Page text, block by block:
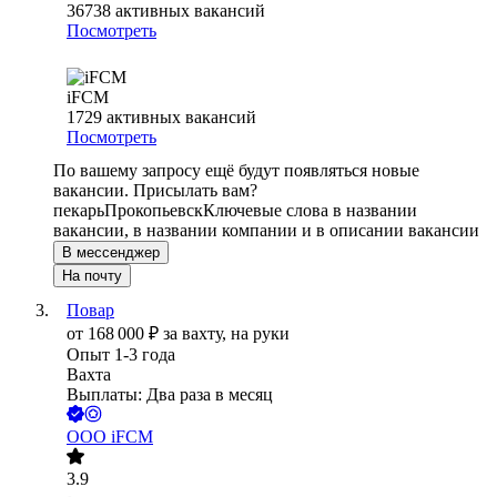
36738 активных вакансий
Посмотреть
iFCM
1729 активных вакансий
Посмотреть
По вашему запросу ещё будут появляться новые
вакансии. Присылать вам?
пекарьПрокопьевскКлючевые слова в названии
вакансии, в названии компании и в описании вакансии
В мессенджер
На почту
Повар
от 168 000 ₽ за вахту, на руки
Опыт 1-3 года
Вахта
Выплаты: Два раза в месяц
ООО iFCM
3.9